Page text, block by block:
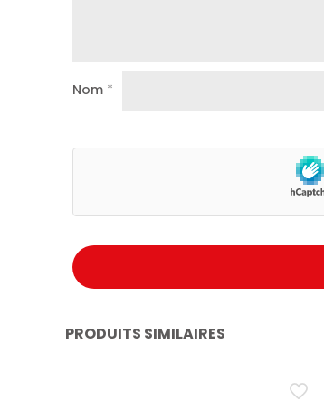
Nom *
PRODUITS SIMILAIRES